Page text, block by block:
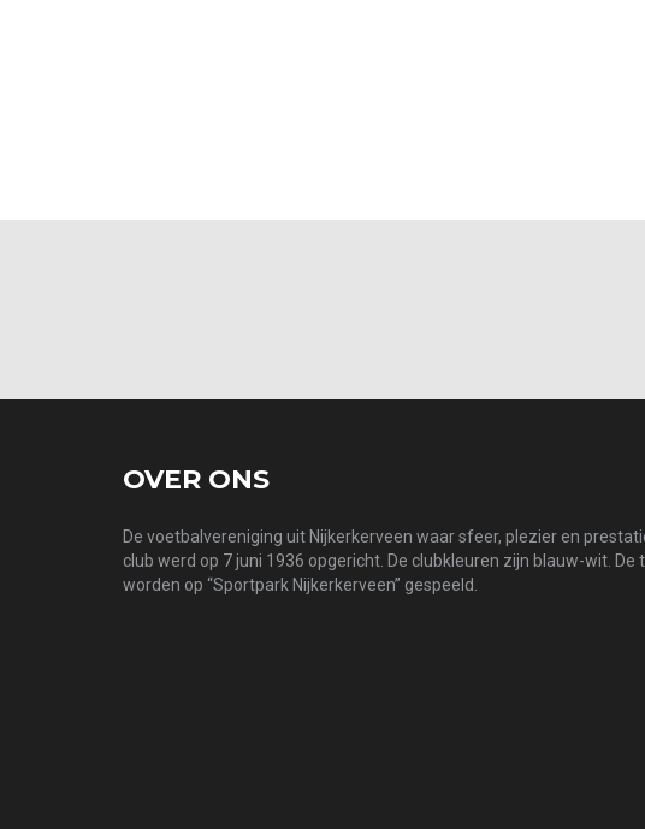
OVER ONS
De voetbalvereniging uit Nijkerkerveen waar sfeer, plezier en
club werd op 7 juni 1936 opgericht. De clubkleuren zijn blauw-wit. De
worden op “Sportpark Nijkerkerveen” gespeeld.